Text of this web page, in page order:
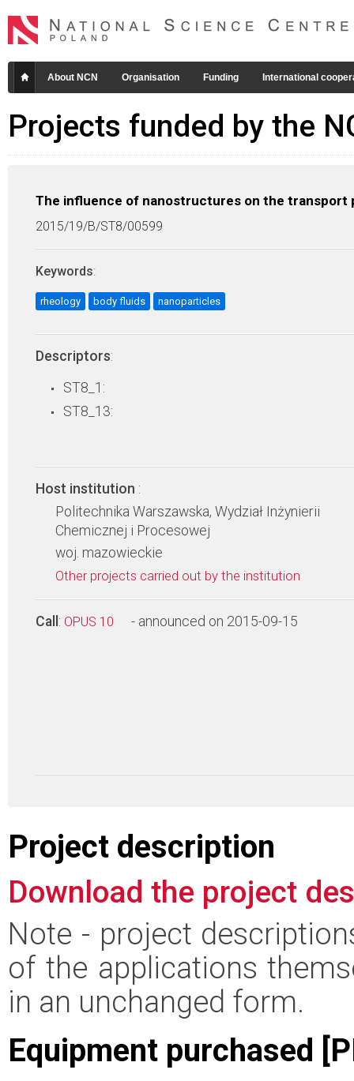
About NCN Organisation Funding International
Projects funded by the
The influence of nanostructures on the transport
2015/19/B/ST8/00599
Keywords:
rheology body fluids nanoparticles
Descriptors:
ST8_1:
ST8_13:
Host institution :
Politechnika Warszawska, Wydział Inżynierii
Chemicznej i Procesowej
woj. mazowieckie
Other projects carried out by the institution
Call : OPUS 10 - announced on 2015-09-15
Project description
Download the project
Note - project
of the applications
in an unchanged form.
Equipment purchased